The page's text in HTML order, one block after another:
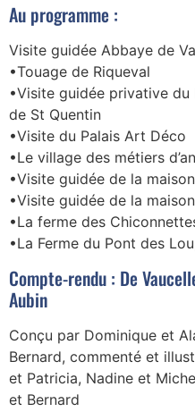
Au programme :
Visite guidée Abbaye de
•Touage de Riqueval
•Visite guidée privative
de St Quentin
•Visite du Palais Art Déco
•Le village des métiers
•Visite guidée de la
•Visite guidée de la
•La ferme des
•La Ferme du Pont des
Compte-rendu : De
Aubin
Conçu par Dominique et
Bernard, commenté et
et Patricia, Nadine et
et Bernard